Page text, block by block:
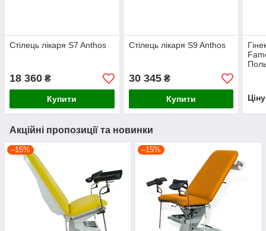
Стілець лікаря S7 Anthos
18 360 ₴
Купити
Стілець лікаря S9 Anthos
30 345₴
Купити
Акційні пропозиції та новинки
–15% –15%